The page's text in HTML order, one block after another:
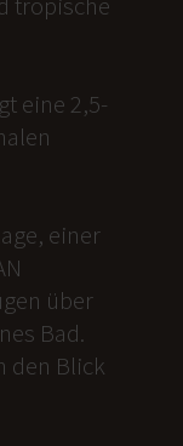
eine 2,5-
einer
über
Bad.
den Blick